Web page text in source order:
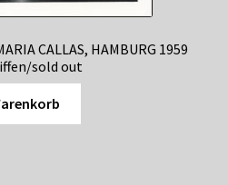
CALLAS, HAMBURG 1959
sold out